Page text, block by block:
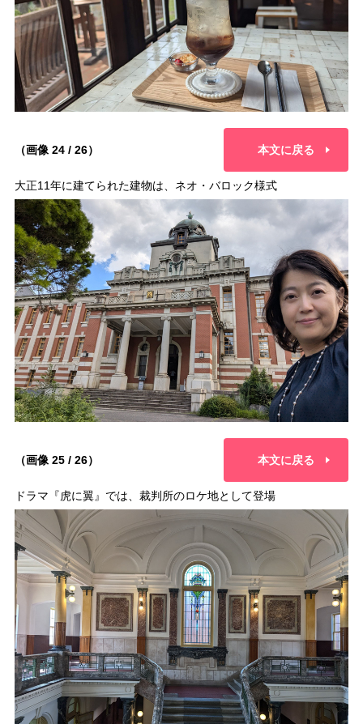
（画像 24 / 26） 本文に戻る
大正11年に建てられた建物は、ネオ・バロック様式
（画像 25 / 26） 本文に戻る
ドラマ『虎に翼』では、裁判所のロケ地として登場